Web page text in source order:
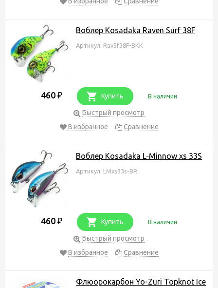
Воблер Kosadaka Raven Surf 38F
Артикул: RavSf38F-BKK
460 ₽ Купить В наличии
Быстрый просмотр
В избранное
Сравнение
Воблер Kosadaka L-Minnow xs 33S
Артикул: LMxs33s-BR
460 ₽ Купить В наличии
Быстрый просмотр
В избранное
Сравнение
Флюорокарбон Yo-Zuri Topknot Ice